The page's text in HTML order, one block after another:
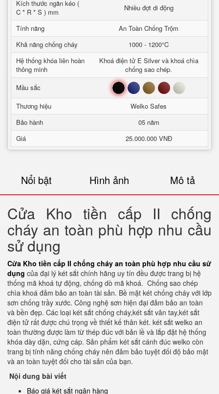
Kích thước ngăn kéo (
C * R * S ) mm
Nhiều đợt di động
Tính năng
An Toàn Chống Trộm
Khả năng chống cháy
1000 - 1200°C
Hệ thống khóa liên hoàn
thông minh
Khoá điện tử E Silver và khoá chìa
chống sao chép.
Mầu sắc
Đen Xanh Nâu Đỏ Trắng
Thương hiệu
Welko Safes
Bảo hành
05 năm
Giá
25.000.000 VNĐ
Nổi bật Hình ảnh Mô tả
Cửa Kho tiền cấp II chống
cháy an toàn phù hợp nhu cầu
sử dụng
Cửa Kho tiền cấp II chống cháy an toàn phù hợp nhu cầu sử
dụng của đại lý két sắt chính hãng uy tín đều được trang bị hệ
thống mã khoá tự động, chống dò mã khoá. Chống sao chép
chìa khoá đảm bảo an toàn tài sản. Bề mặt két chống cháy với lớp
sơn chống trầy xước. Công nghệ sơn hiện đại đảm bảo an toàn
và bền đẹp. Các loại két sắt chống cháy,két sắt vân tay,két sắt
điện tử rất được chú trọng về thiết kế thân két. két sắt welko an
toàn thường được làm từ thép đúc với bản lề và lắp đặt hệ thống
khóa dày dặn, cứng cáp. Sản phẩm két sắt cánh đúc welko còn
trang bị tính năng chống cháy nên đảm bảo tuyệt đối độ bảo mật
và an toàn tuyệt đối cho tài sản của bạn.
Nội dung bài viết
Báo giá két sắt ngân hàng